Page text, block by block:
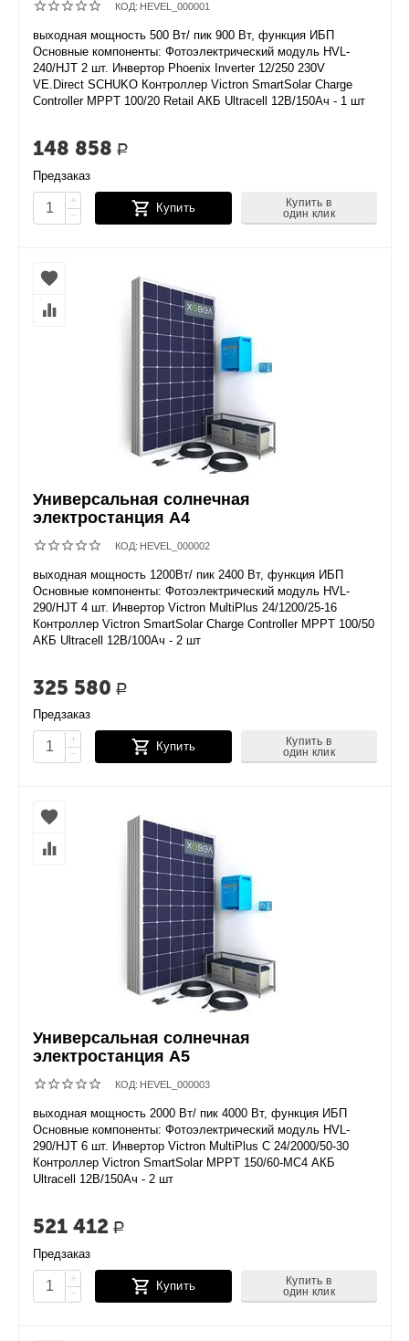
КОД: HEVEL_000001
выходная мощность 500 Вт/ пик 900 Вт, функция ИБП
Основные компоненты: Фотоэлектрический модуль HVL-
240/HJT 2 шт. Инвертор Phoenix Inverter 12/250 230V
VE.Direct SCHUKO Контроллер Victron SmartSolar Charge
Controller MPPT 100/20 Retail АКБ Ultracell 12В/150Ач - 1 шт
148 858 Р
Предзаказ
+
−
Купить
Купить в
один клик
Универсальная солнечная
электростанция А4
КОД: HEVEL_000002
выходная мощность 1200Вт/ пик 2400 Вт, функция ИБП
Основные компоненты: Фотоэлектрический модуль HVL-
290/HJT 4 шт. Инвертор Victron MultiPlus 24/1200/25-16
Контроллер Victron SmartSolar Charge Controller MPPT 100/50
АКБ Ultracell 12В/100Ач - 2 шт
325 580 Р
Предзаказ
+
−
Купить
Купить в
один клик
Универсальная солнечная
электростанция А5
КОД: HEVEL_000003
выходная мощность 2000 Вт/ пик 4000 Вт, функция ИБП
Основные компоненты: Фотоэлектрический модуль HVL-
290/HJT 6 шт. Инвертор Victron MultiPlus C 24/2000/50-30
Контроллер Victron SmartSolar MPPT 150/60-MC4 АКБ
Ultracell 12В/150Ач - 2 шт
521 412 Р
Предзаказ
+
−
Купить
Купить в
один клик